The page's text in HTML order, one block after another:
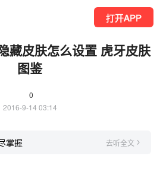
打开APP
藏皮肤怎么设置 虎牙皮肤
图鉴
0
2016-9-14 03:14
掌握 去听全文